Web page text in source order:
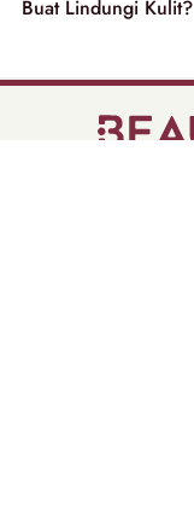
Buat Lindungi Kulit?